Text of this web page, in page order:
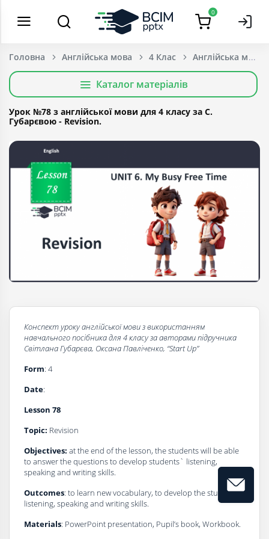
0
Головна Англійська мова 4 Клас
Каталог матеріалів
Урок №78 з англійської мови для 4 класу за С.
Губарєвою - Revision.
Конспект уроку англійської мови з використанням
навчального посібника для 4 класу за авторами підручника
Світлана Губарєва, Оксана Павліченко, “Start Up”
Form: 4
Dаte:
Lesson 78
Topic: Revision
Objectives: at the end of the lesson, the students will be able
to answer the questions to develop students` listening,
speaking and writing skills.
Outcomes: to learn new vocabulary, to develop the students’
listening, speaking and writing skills.
Materials: PowerPoint presentation, Pupil’s book, Workbook.